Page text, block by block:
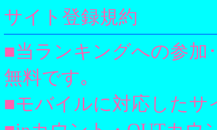
サイト登録規約
■当ランキングへの参加
無料です｡
■モバイルに対応したサ